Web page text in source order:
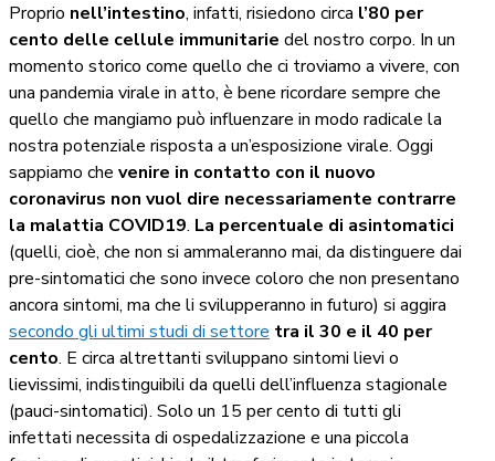
Proprio nell’intestino, infatti, risiedono circa l’80 per
cento delle cellule immunitarie del nostro corpo. In un
momento storico come quello che ci troviamo a vivere, con
una pandemia virale in atto, è bene ricordare sempre che
quello che mangiamo può influenzare in modo radicale la
nostra potenziale risposta a un’esposizione virale. Oggi
sappiamo che venire in contatto con il nuovo
coronavirus non vuol dire necessariamente contrarre
la malattia COVID19. La percentuale di asintomatici
(quelli, cioè, che non si ammaleranno mai, da distinguere dai
pre-sintomatici che sono invece coloro che non presentano
ancora sintomi, ma che li svilupperanno in futuro) si aggira
secondo gli ultimi studi di settore tra il 30 e il 40 per
cento. E circa altrettanti sviluppano sintomi lievi o
lievissimi, indistinguibili da quelli dell’influenza stagionale
(pauci-sintomatici). Solo un 15 per cento di tutti gli
infettati necessita di ospedalizzazione e una piccola